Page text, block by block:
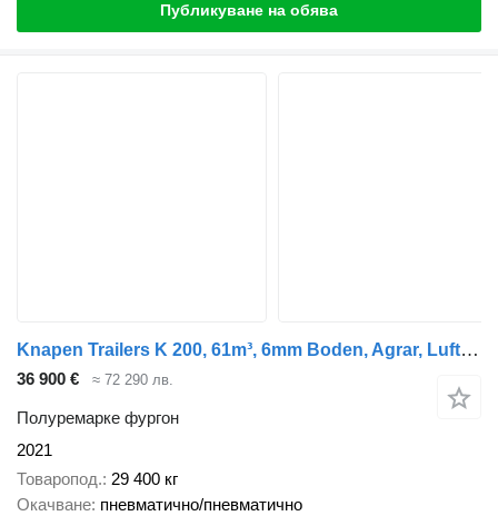
Публикуване на обява
Knapen Trailers K 200, 61m³, 6mm Boden, Agrar, Luft-Lift, BPW
36 900 € ≈ 72 290 лв.
Полуремарке фургон
2021
Товаропод. 29 400 кг
Окачване пневматично/пневматично